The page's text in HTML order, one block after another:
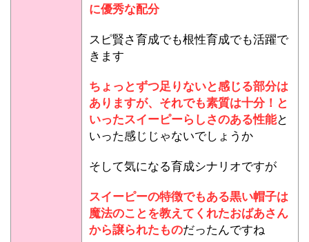
に優秀な配分
スピ賢さ育成でも根性育成でも活躍で
きます
ちょっとずつ足りないと感じる部分は
ありますが、それでも素質は十分！と
いったスイーピーらしさのある性能と
いった感じじゃないでしょうか
そして気になる育成シナリオですが
スイーピーの特徴でもある黒い帽子は
魔法のことを教えてくれたおばあさん
から譲られたものだったんですね